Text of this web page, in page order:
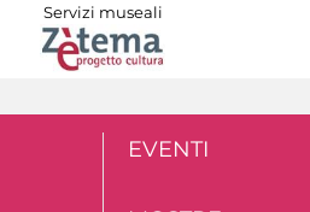
Servizi museali
EVENTI